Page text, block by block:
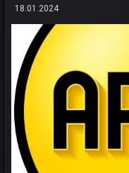
18.01.2024